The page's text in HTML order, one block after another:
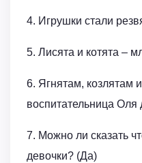
4. Игрушки стали
5. Лисята и котята –
6. Ягнятам, козлятам
воспитательница
7. Можно ли сказать
девочки? (Да)